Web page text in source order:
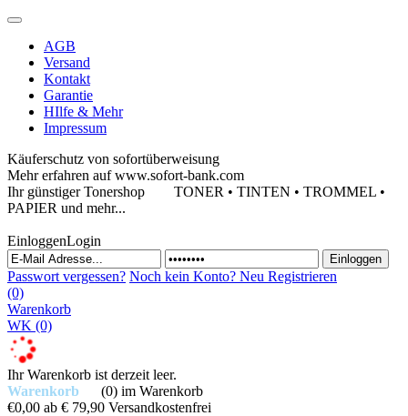
AGB
Versand
Kontakt
Garantie
HIlfe & Mehr
Impressum
Käuferschutz von sofortüberweisung
Mehr erfahren auf www.sofort-bank.com
Ihr günstiger Tonershop TONER • TINTEN • TROMMEL •
PAPIER und mehr...
EinloggenLogin
Passwort vergessen? Noch kein Konto? Neu Registrieren
(0)
Warenkorb
WK (0)
Ihr Warenkorb ist derzeit leer.
Warenkorb
(0) im Warenkorb
€0,00 ab € 79,90 Versandkostenfrei